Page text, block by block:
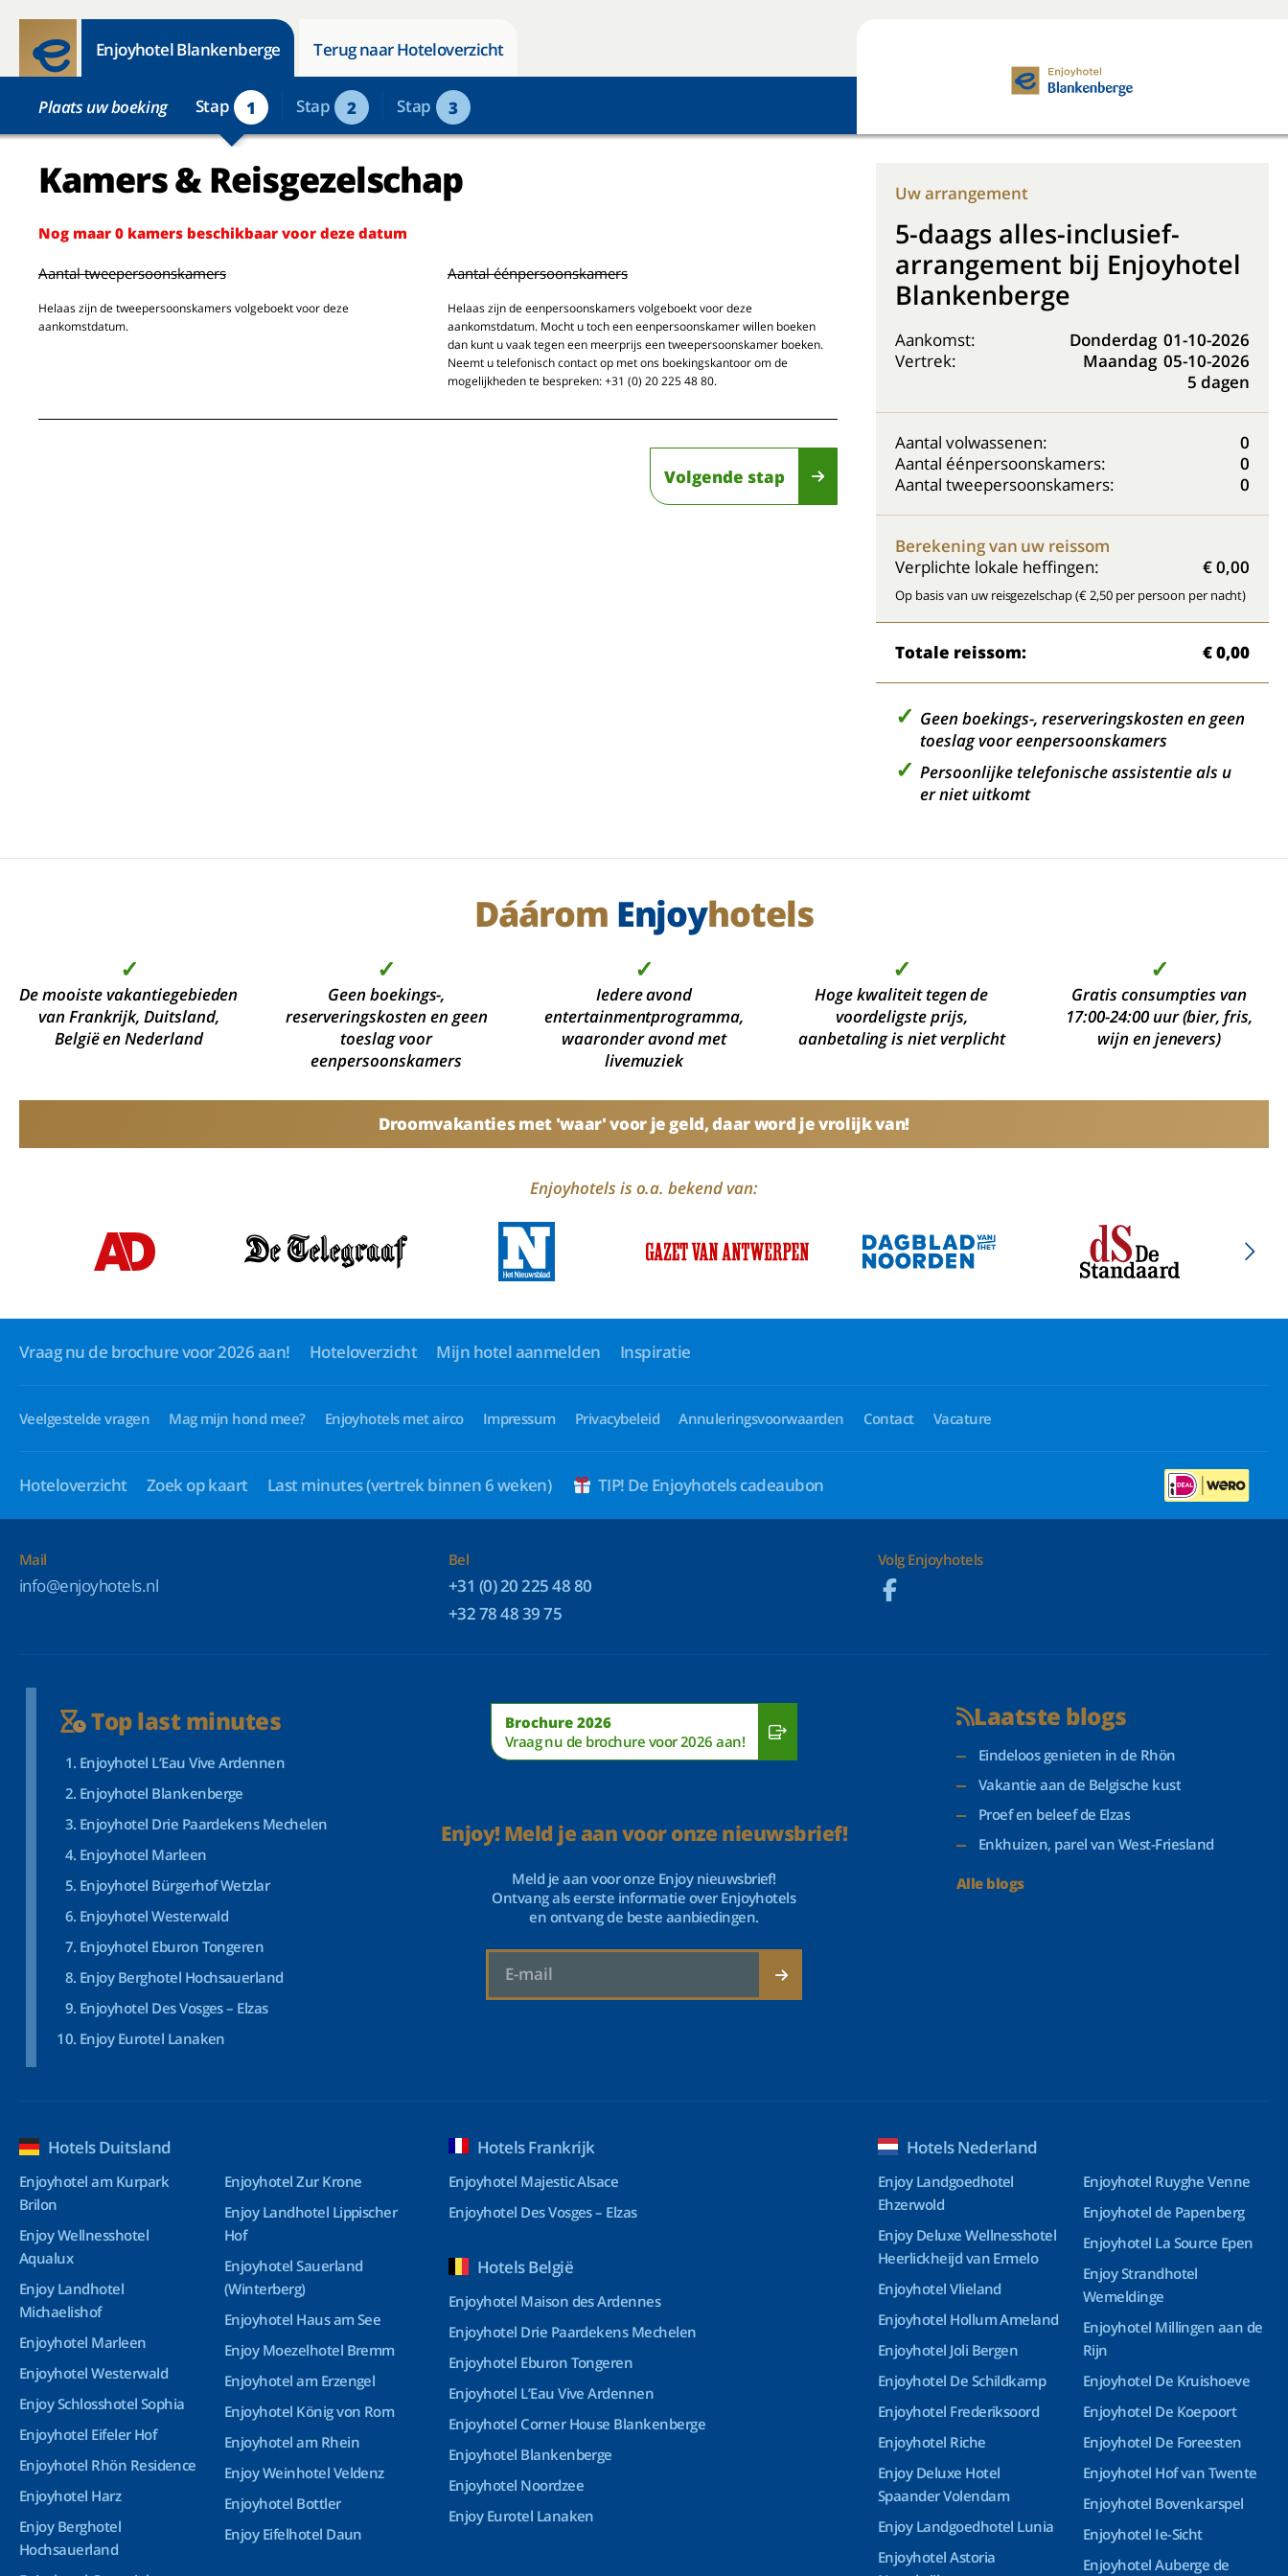
Enjoyhotel Blankenberge Terug naar Hoteloverzicht
Plaats uw boeking Stap 1 Stap 2 Stap 3
Kamers & Reisgezelschap
Nog maar 0 kamers beschikbaar voor deze datum
Aantal tweepersoonskamers
Helaas zijn de tweepersoonskamers volgeboekt voor deze
aankomstdatum.
Aantal éénpersoonskamers
Helaas zijn de eenpersoonskamers volgeboekt voor deze
aankomstdatum. Mocht u toch een eenpersoonskamer willen boeken
dan kunt u vaak tegen een meerprijs een tweepersoonskamer boeken.
Neemt u telefonisch contact op met ons boekingskantoor om de
mogelijkheden te bespreken: +31 (0) 20 225 48 80.
Volgende stap
Uw arrangement
5-daags alles-inclusief-
arrangement bij Enjoyhotel
Blankenberge
Aankomst: Donderdag 01-10-2026
Vertrek:
Maandag 05-10-2026
5 dagen
Aantal volwassenen:
0
Aantal éénpersoonskamers:
0
Aantal tweepersoonskamers:
0
Berekening van uw reissom
Verplichte lokale heffingen:
€ 0,00
Op basis van uw reisgezelschap (€ 2,50 per persoon per nacht)
Totale reissom: € 0,00
Geen boekings-, reserveringskosten en geen
toeslag voor eenpersoonskamers
Persoonlijke telefonische assistentie als u
er niet uitkomt
Dáárom Enjoyhotels
✓
De mooiste vakantiegebieden
van Frankrijk, Duitsland,
België en Nederland
✓
Geen boekings-,
reserveringskosten en geen
toeslag voor
eenpersoonskamers
✓
Iedere avond
entertainmentprogramma,
waaronder avond met
livemuziek
✓
Hoge kwaliteit tegen de
voordeligste prijs,
aanbetaling is niet verplicht
✓
Gratis consumpties van
17:00-24:00 uur (bier, fris,
wijn en jenevers)
Droomvakanties met 'waar' voor je geld, daar word je vrolijk van!
Enjoyhotels is o.a. bekend van:
Vraag nu de brochure voor 2026 aan! Hoteloverzicht Mijn hotel aanmelden Inspiratie
Veelgestelde vragen Mag mijn hond mee? Enjoyhotels met airco Impressum Privacybeleid Annuleringsvoorwaarden Contact Vacature
Hoteloverzicht Zoek op kaart Last minutes(vertrek binnen 6 weken) TIP! De Enjoyhotels cadeaubon
Mail
info@enjoyhotels.nl
Bel
+31 (0) 20 225 48 80
+32 78 48 39 75
Volg Enjoyhotels
Top last minutes
Enjoyhotel L’Eau Vive Ardennen
Enjoyhotel Blankenberge
Enjoyhotel Drie Paardekens Mechelen
Enjoyhotel Marleen
Enjoyhotel Bürgerhof Wetzlar
Enjoyhotel Westerwald
Enjoyhotel Eburon Tongeren
Enjoy Berghotel Hochsauerland
Enjoyhotel Des Vosges – Elzas
Enjoy Eurotel Lanaken
Brochure 2026
Vraag nu de brochure voor 2026 aan!
Enjoy! Meld je aan voor onze nieuwsbrief!
Meld je aan voor onze Enjoy nieuwsbrief!
Ontvang als eerste informatie over Enjoyhotels
en ontvang de beste aanbiedingen.
Laatste blogs
Eindeloos genieten in de Rhön
Vakantie aan de Belgische kust
Proef en beleef de Elzas
Enkhuizen, parel van West-Friesland
Alle blogs
Hotels Duitsland
Enjoyhotel am Kurpark
Brilon
Enjoy Wellnesshotel
Aqualux
Enjoy Landhotel
Michaelishof
Enjoyhotel Marleen
Enjoyhotel Westerwald
Enjoy Schlosshotel Sophia
Enjoyhotel Eifeler Hof
Enjoyhotel Rhön Residence
Enjoyhotel Harz
Enjoy Berghotel
Hochsauerland
Enjoyhotel Zur Krone
Enjoy Landhotel Lippischer
Hof
Enjoyhotel Sauerland
(Winterberg)
Enjoyhotel Haus am See
Enjoy Moezelhotel Bremm
Enjoyhotel am Erzengel
Enjoyhotel König von Rom
Enjoyhotel am Rhein
Enjoy Weinhotel Veldenz
Enjoyhotel Bottler
Enjoy Eifelhotel Daun
Hotels Frankrijk
Enjoyhotel Majestic Alsace
Enjoyhotel Des Vosges – Elzas
Hotels België
Enjoyhotel Maison des Ardennes
Enjoyhotel Drie Paardekens Mechelen
Enjoyhotel Eburon Tongeren
Enjoyhotel L’Eau Vive Ardennen
Enjoyhotel Corner House Blankenberge
Enjoyhotel Blankenberge
Enjoyhotel Noordzee
Enjoy Eurotel Lanaken
Hotels Nederland
Enjoy Landgoedhotel
Ehzerwold
Enjoy Deluxe Wellnesshotel
Heerlickheijd van Ermelo
Enjoyhotel Vlieland
Enjoyhotel Hollum Ameland
Enjoyhotel Joli Bergen
Enjoyhotel De Schildkamp
Enjoyhotel Frederiksoord
Enjoyhotel Riche
Enjoy Deluxe Hotel
Spaander Volendam
Enjoy Landgoedhotel Lunia
Enjoyhotel Astoria
Enjoyhotel Ruyghe Venne
Enjoyhotel de Papenberg
Enjoyhotel La Source Epen
Enjoy Strandhotel
Wemeldinge
Enjoyhotel Millingen aan de
Rijn
Enjoyhotel De Kruishoeve
Enjoyhotel De Koepoort
Enjoyhotel De Foreesten
Enjoyhotel Hof van Twente
Enjoyhotel Bovenkarspel
Enjoyhotel Ie-Sicht
Enjoyhotel Auberge de